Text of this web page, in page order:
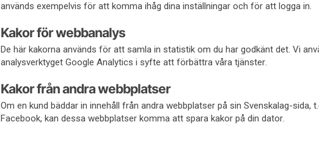
används exempelvis för att komma ihåg dina inställningar och för att logga in.
Kakor för webbanalys
De här kakorna används för att samla in statistik om du har godkänt det. Vi
analysverktyget Google Analytics i syfte att förbättra våra tjänster.
Kakor från andra webbplatser
Om en kund bäddar in innehåll från andra webbplatser på sin Svenskalag-sida,
Facebook, kan dessa webbplatser komma att spara kakor på din dator.